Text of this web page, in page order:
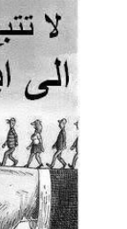
بالمبادئ ،